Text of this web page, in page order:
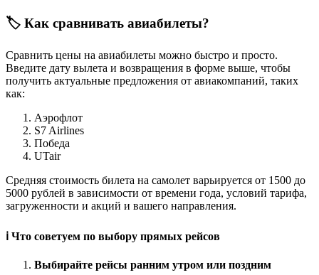
🏷️ Как сравнивать авиабилеты?
Сравнить цены на авиабилеты можно быстро и просто.
Введите дату вылета и возвращения в форме выше, чтобы
получить актуальные предложения от авиакомпаний, таких
как:
Аэрофлот
S7 Airlines
Победа
UTair
Средняя стоимость билета на самолет варьируется от 1500 до
5000 рублей в зависимости от времени года, условий тарифа,
загруженности и акций и вашего направления.
ℹ️ Что советуем по выбору прямых рейсов
Выбирайте рейсы ранним утром или поздним